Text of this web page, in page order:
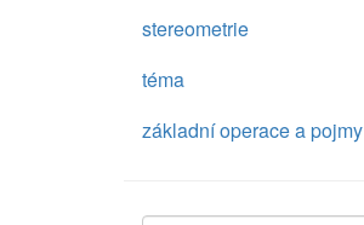
stereometrie
téma
základní operace a pojmy